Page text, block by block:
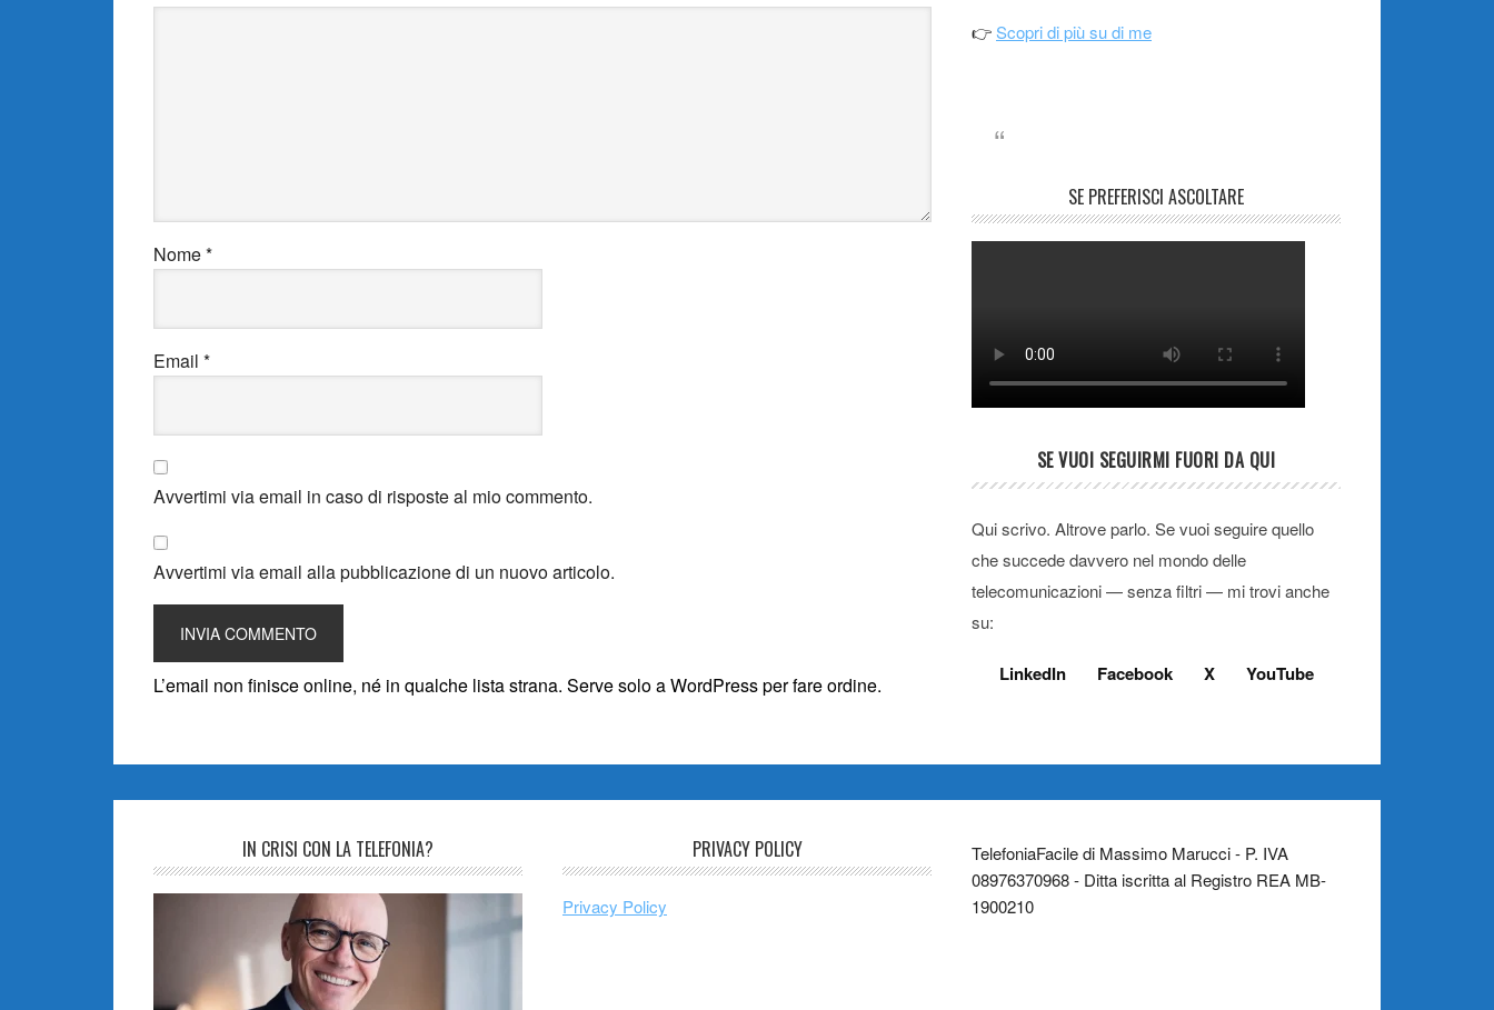
Nome*
Email *
Avvertimi via email in caso di risposte al mio commento.
Avvertimi via email alla pubblicazione di un nuovo articolo.
L’email non finisce online, né in qualche lista strana. Serve solo a WordPress per fare ordine.
👉Scopri di più su di me
SE PREFERISCI ASCOLTARE
SE VUOI SEGUIRMI FUORI DA QUI
Qui scrivo. Altrove parlo. Se vuoi seguire quello
che succede davvero nel mondo delle
telecomunicazioni — senza filtri — mi trovi anche
su:
LinkedIn Facebook X YouTube
IN CRISI CON LA TELEFONIA? PRIVACY POLICY
Privacy Policy
TelefoniaFacile di Massimo Marucci - P. IVA
08976370968 - Ditta iscritta al Registro REA MB-
1900210